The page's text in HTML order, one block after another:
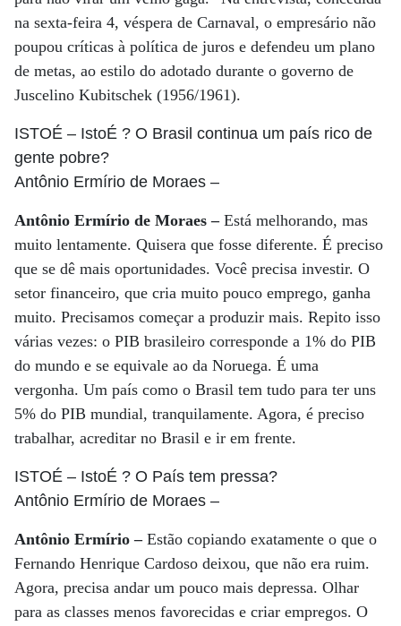
na sexta-feira 4, véspera de Carnaval, o empresário não
poupou críticas à política de juros e defendeu um plano
de metas, ao estilo do adotado durante o governo de
Juscelino Kubitschek (1956/1961).
ISTOÉ – IstoÉ ? O Brasil continua um país rico de
gente pobre?
Antônio Ermírio de Moraes –
Antônio Ermírio de Moraes –Está melhorando, mas
muito lentamente. Quisera que fosse diferente. É preciso
que se dê mais oportunidades. Você precisa investir. O
setor financeiro, que cria muito pouco emprego, ganha
muito. Precisamos começar a produzir mais. Repito isso
várias vezes: o PIB brasileiro corresponde a 1% do PIB
do mundo e se equivale ao da Noruega. É uma
vergonha. Um país como o Brasil tem tudo para ter uns
5% do PIB mundial, tranquilamente. Agora, é preciso
trabalhar, acreditar no Brasil e ir em frente.
ISTOÉ – IstoÉ ? O País tem pressa?
Antônio Ermírio de Moraes –
Antônio Ermírio –Estão copiando exatamente o que o
Fernando Henrique Cardoso deixou, que não era ruim.
Agora, precisa andar um pouco mais depressa. Olhar
para as classes menos favorecidas e criar empregos. O